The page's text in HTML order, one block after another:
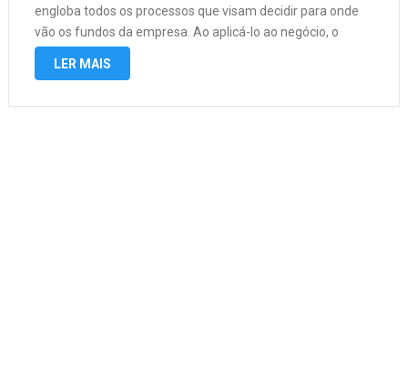
engloba todos os processos que visam decidir para onde
vão os fundos da empresa. Ao aplicá-lo ao negócio, o
administrador buscará otimizar seu investimento para que
LER MAIS